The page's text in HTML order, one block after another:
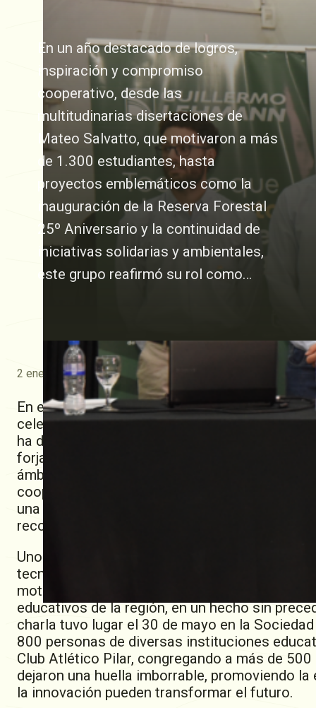
En un año destacado de logros,
inspiración y compromiso
cooperativo, desde las
multitudinarias disertaciones de
Mateo Salvatto, que motivaron a más
de 1.300 estudiantes, hasta
proyectos emblemáticos como la
inauguración de la Reserva Forestal
25º Aniversario y la continuidad de
iniciativas solidarias y ambientales,
este grupo reafirmó su rol como…
2 enero, 2025
En este 2024, la Juventud de la Cooperativa
celebrar sus 25 años de existencia. Desde
ha dedicado a formar a las nuevas
forjar liderazgos comprometidos y fomentar
ámbito agropecuario. Bajo la premisa de
cooperativismo rural, el Grupo Juvenil ha
una diferencia significativa en las
reconocimiento a su historia, y una
Uno de los hitos más destacados del año fue
tecnológico reconocido por su compromiso
motivacional logró convocar a más de 1.300
educativos de la región, en un hecho sin
charla tuvo lugar el 30 de mayo en la
800 personas de diversas instituciones
Club Atlético Pilar, congregando a más de
dejaron una huella imborrable, promoviendo
la innovación pueden transformar el futuro.